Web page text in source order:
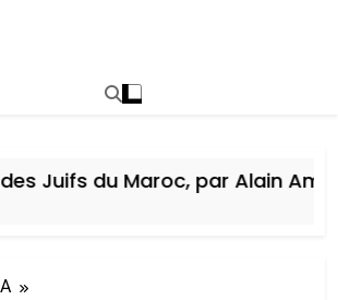
Juifs du Maroc, par Alain Amiel